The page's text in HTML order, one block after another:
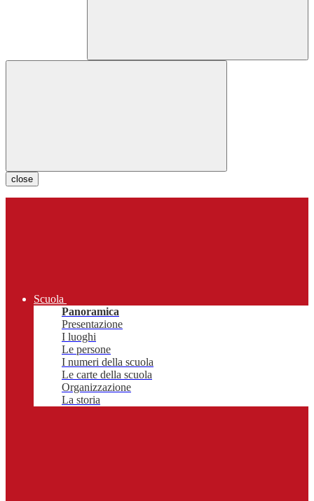
close
Scuola
Panoramica
Presentazione
I luoghi
Le persone
I numeri della scuola
Le carte della scuola
Organizzazione
La storia